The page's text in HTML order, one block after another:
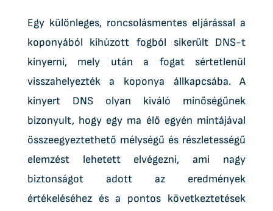
Egy különleges, roncsolásmentes eljárással a
koponyából kihúzott fogból sikerült DNS-t
kinyerni, mely után a fogat sértetlenül
visszahelyezték a koponya állkapcsába. A
kinyert DNS olyan kiváló minőségűnek
bizonyult, hogy egy ma élő egyén mintájával
összeegyeztethető mélységű és részletességű
elemzést lehetett elvégezni, ami nagy
biztonságot adott az eredmények
értékeléséhez és a pontos következtetések